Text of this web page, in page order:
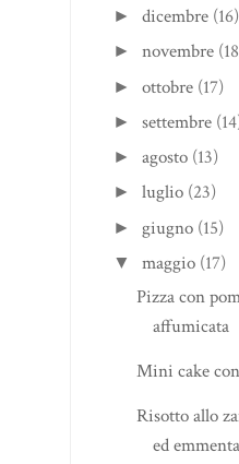
►dicembre (16)
►novembre
►ottobre (17)
►settembre
►agosto (13)
►luglio (23)
►giugno (15)
▼ maggio (17)
Pizza con
affumicata
Mini cake
Risotto allo
ed